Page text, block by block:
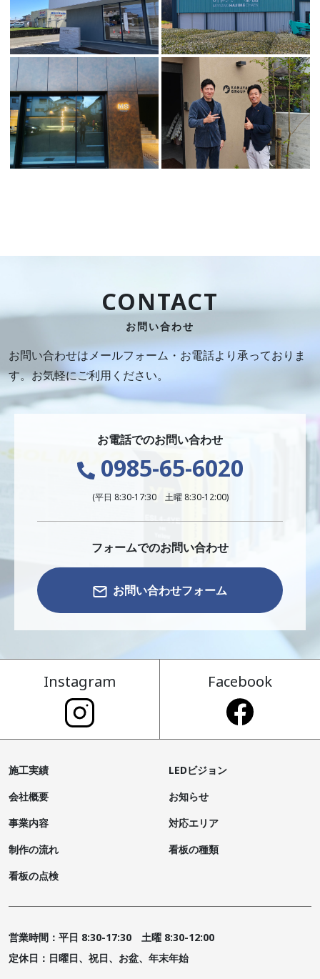
CONTACT
お問い合わせ
お問い合わせはメールフォーム・お電話より承っておりま
す。お気軽にご利用ください。
お電話でのお問い合わせ
0985-65-6020
(平日 8:30-17:30 土曜 8:30-12:00)
フォームでのお問い合わせ
お問い合わせフォーム
Instagram Facebook
施工実績
LEDビジョン
会社概要
お知らせ
事業内容
対応エリア
制作の流れ
看板の種類
看板の点検
営業時間：平日 8:30-17:30 土曜 8:30-12:00
定休日：日曜日、祝日、お盆、年末年始